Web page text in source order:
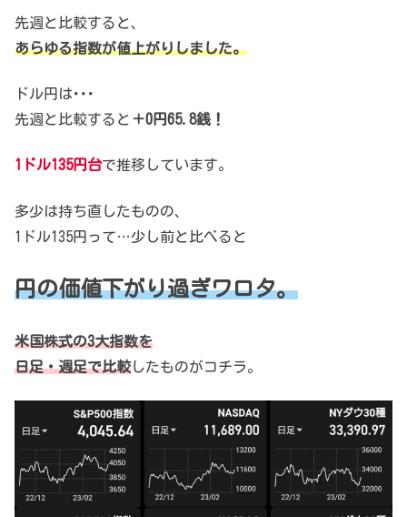
先週と比較すると、
あらゆる指数が値上がりしました。
ドル円は･･･
先週と比較すると ＋0円65.8銭！
1ドル135円台で推移しています。
多少は持ち直したものの、
1ドル135円って…少し前と比べると
円の価値下がり過ぎワロタ。
米国株式の3大指数を
日足・週足で比較したものがコチラ。